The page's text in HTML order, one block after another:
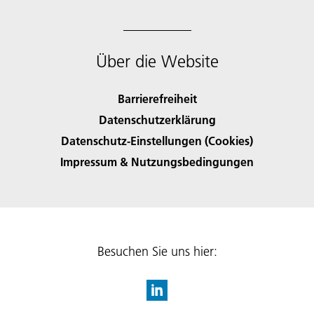
Über die Website
Barrierefreiheit
Datenschutzerklärung
Datenschutz-Einstellungen (Cookies)
Impressum & Nutzungsbedingungen
Besuchen Sie uns hier: